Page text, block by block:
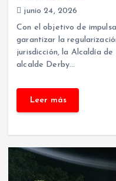
junio 24, 2026
Con el objetivo de
garantizar la
jurisdicción, la Alcaldía
alcalde Derby…